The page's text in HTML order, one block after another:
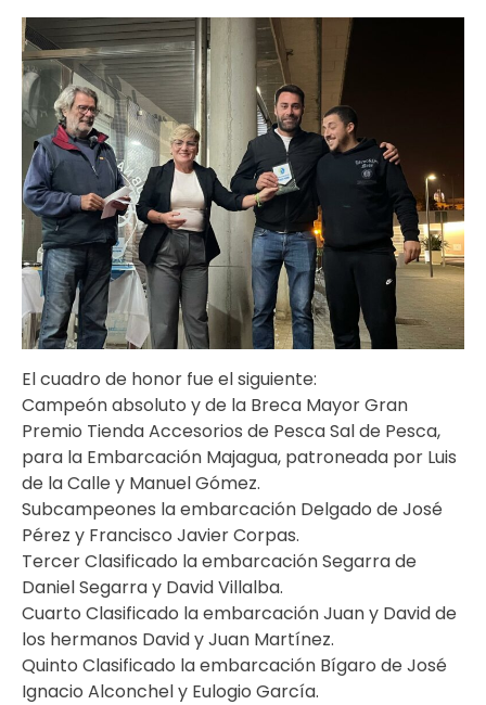
El cuadro de honor fue el siguiente:
Campeón absoluto y de la Breca Mayor Gran
Premio Tienda Accesorios de Pesca Sal de Pesca,
para la Embarcación Majagua, patroneada por Luis
de la Calle y Manuel Gómez.
Subcampeones la embarcación Delgado de José
Pérez y Francisco Javier Corpas.
Tercer Clasificado la embarcación Segarra de
Daniel Segarra y David Villalba.
Cuarto Clasificado la embarcación Juan y David de
los hermanos David y Juan Martínez.
Quinto Clasificado la embarcación Bígaro de José
Ignacio Alconchel y Eulogio García.